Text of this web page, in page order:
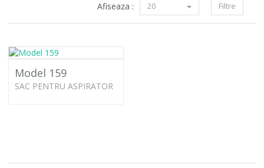
Filtre
Afiseaza : 20
Model 159
SAC PENTRU ASPIRATOR